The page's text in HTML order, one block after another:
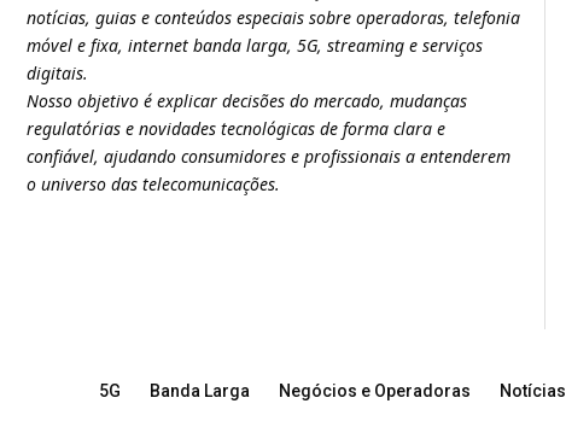
notícias, guias e conteúdos especiais sobre operadoras, telefonia
móvel e fixa, internet banda larga, 5G, streaming e serviços
digitais.
Nosso objetivo é explicar decisões do mercado, mudanças
regulatórias e novidades tecnológicas de forma clara e
confiável, ajudando consumidores e profissionais a entenderem
o universo das telecomunicações.
5G Banda Larga Negócios e Operadoras Notícias